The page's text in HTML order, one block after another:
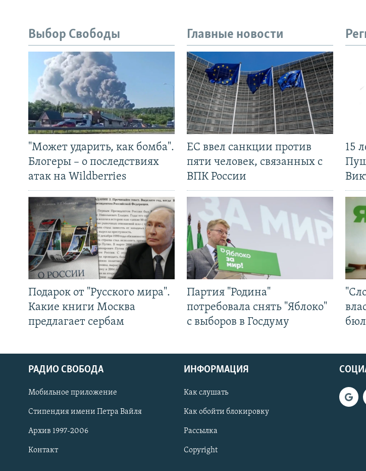
СОЦИАЛЬНЫЕ СЕТИ
Выбор Свободы
"Может ударить, как бомба".
Блогеры – о последствиях
атак на Wildberries
Подарок от "Русского мира".
Какие книги Москва
предлагает сербам
Главные новости
ЕС ввел санкции против
пяти человек, связанных с
ВПК России
Партия "Родина"
потребовала снять "Яблоко"
с выборов в Госдуму
15
РАДИО СВОБОДА
Мобильное приложение
Стипендия имени Петра Вайля
Архив 1997-2006
Контакт
ИНФОРМАЦИЯ
Как слушать
Как обойти блокировку
Рассылка
Copyright